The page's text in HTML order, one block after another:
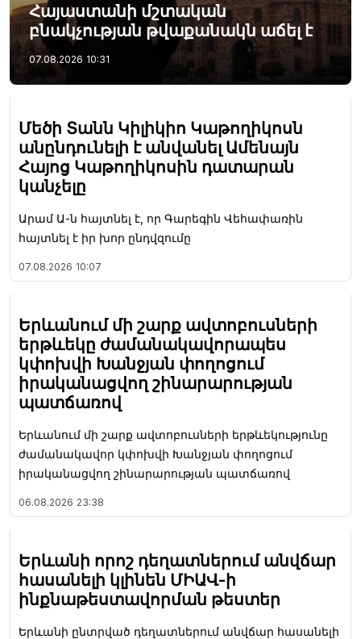
Հայաստանի մշտական
բնակչության թվաքանակն աճել է
07.08.2026 10:31
Մեծի Տանն Կիլիկիո Կաթողիկոսն
անընդունելի է անվանել Ամենայն
Հայոց Կաթողիկոսին դատարան
կանչելը
Արամ Ա-ն հայտնել է, որ Գարեգին Վեհափառին
հայտնել է իր խոր ընդվզումը
07.08.2026 10:07
Երևանում մի շարք ավտոբուսների
երթևեկը ժամանակավորապես
կփոխվի Խանջյան փողոցում
իրականացվող շինարարության
պատճառով
Երևանում մի շարք ավտոբուսների երթևեկությունը
ժամանակավոր կփոխվի Խանջյան փողոցում
իրականացվող շինարարության պատճառով
06.08.2026 23:38
Երևանի որոշ դեղատներում անվճար
հասանելի կլինեն ՄԻԱՎ-ի
ինքնաթեստավորման թեստեր
Երևանի ընտրված դեղատներում անվճար հասանելի